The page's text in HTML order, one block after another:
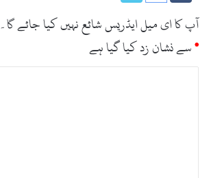
آپ کا ای میل ایڈریس شائع نہیں کیا جائے گا۔
*سے نشان زد کیا گیا ہے